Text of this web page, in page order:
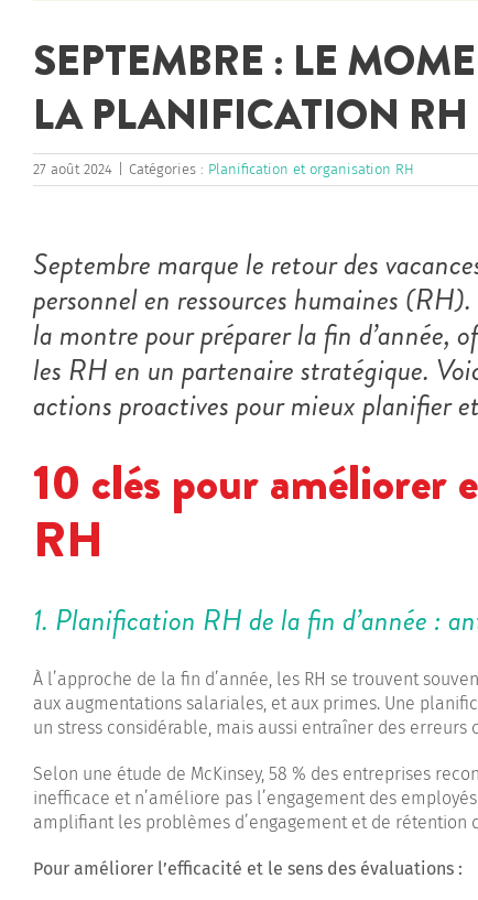
SEPTEMBRE : LE
LA PLANIFICATION RH
27 août 2024 Catégories : Planification et organisation RH
Septembre marque le retour des
personnel en ressources humaines
la montre pour préparer la fin d’année,
les RH en un partenaire stratégique.
actions proactives pour mieux planifier
10 clés pour
RH
1. Planification RH de la fin d’année :
À l’approche de la fin d’année, les RH se trouvent
aux augmentations salariales, et aux primes. Une
un stress considérable, mais aussi entraîner des erreurs
Selon une étude de McKinsey, 58 % des entreprises
inefficace et n’améliore pas l’engagement des
amplifiant les problèmes d’engagement et de rétention
Pour améliorer l’efficacité et le sens des évaluations :